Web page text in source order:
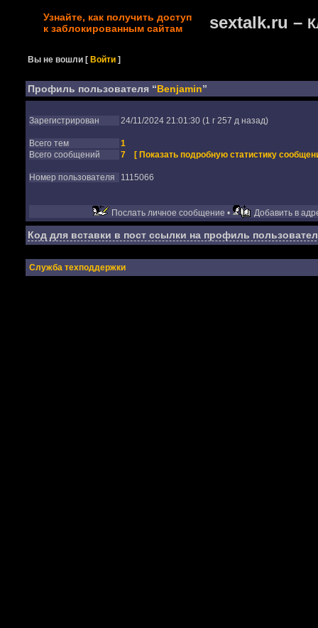
Узнайте, как получить доступ
к заблокированным сайтам
sextalk.ru –
Вы не вошли [Войти ]
Профиль пользователя “Benjamin”
Зарегистрирован 24/11/2024 21:01:30 (1 г 257 д назад)
Всего тем
1
Всего сообщений
7 [ Показать подробную статистику
Номер пользователя 1115066
Послать личное сообщение • Добавить в
Код для вставки в пост ссылки на профиль
Служба техподдержки